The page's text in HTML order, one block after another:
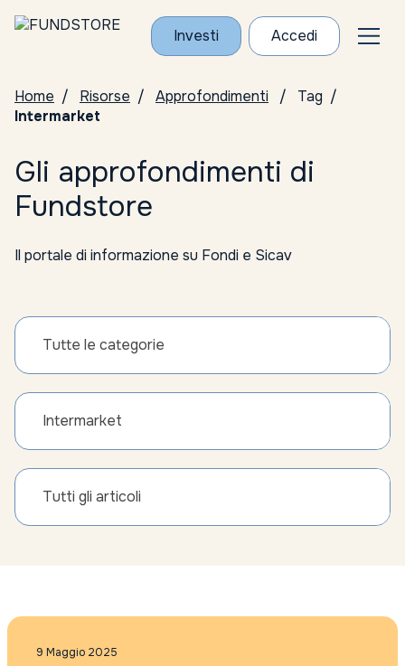
Investi Accedi
Home Risorse Approfondimenti
Tag
Intermarket
Gli approfondimenti di
Fundstore
Il portale di informazione su Fondi e Sicav
Tutte le categorie
Intermarket
Tutti gli articoli
9 Maggio 2025